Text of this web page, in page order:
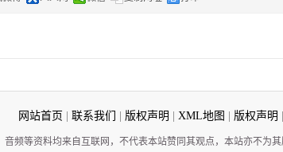
网站首页 联系我们 版权声明 XML地图 版权声明
频等资料均来自互联网，不代表本站赞同其观点，本站亦不为